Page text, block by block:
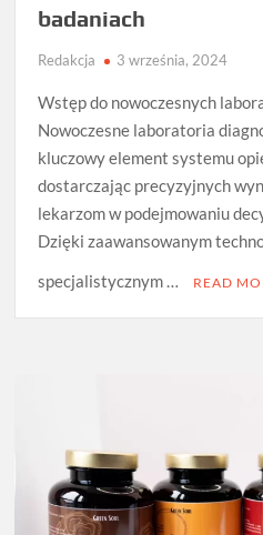
badaniach
Redakcja 3 września, 2024
Wstęp do nowoczesnych
Nowoczesne laboratoria
kluczowy element systemu
dostarczając precyzyjnych
lekarzom w podejmowaniu
Dzięki zaawansowanym
specjalistycznym …
READ